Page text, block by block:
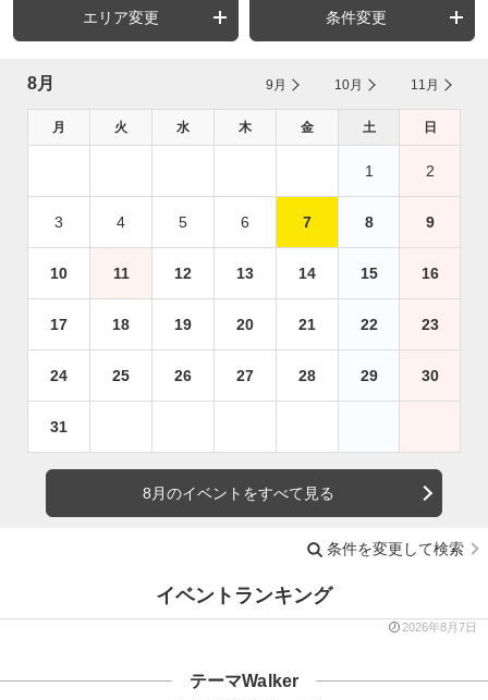
エリア変更 条件変更
8月 9月 10月 11月
月 火 水 木 金 土 日
1 2
3 4 5 6 7 8 9
10 11 12 13 14 15 16
17 18 19 20 21 22 23
24 25 26 27 28 29 30
31
8月のイベントをすべて見る
条件を変更して検索
イベントランキング
2026年8月7日
テーマWalker